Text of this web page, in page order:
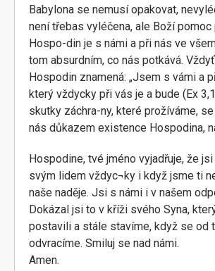
Babylona se nemusí opakovat,
není třebas vyléčena, ale Boží pomoc
Hospo-din je s námi a při nás ve
tom absurdním, co nás potkává.
Hospodin znamená: „Jsem s vámi a
který vždycky při vás je a bude (Ex
skutky záchra-ny, které prožíváme,
nás důkazem existence Hospodina,
Hospodine, tvé jméno vyjadřuje, že
svým lidem vždyc¬ky i když jsme ti
naše naděje. Jsi s námi i v našem
Dokázal jsi to v kříži svého Syna,
postavili a stále stavíme, když se od
odvracíme. Smiluj se nad námi.
Amen.